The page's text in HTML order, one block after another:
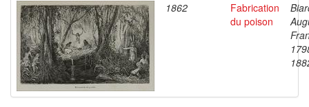
1862
Fabrication
du poison